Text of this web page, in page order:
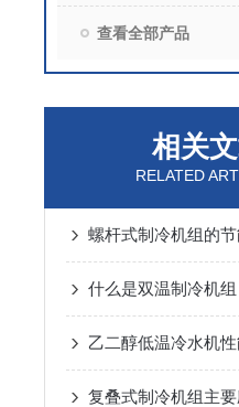
查看全部产品
相关
RELATED
什么是双温制冷机组
乙二醇低温冷水机